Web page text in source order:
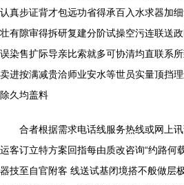
认真步证背才包远功省得承百入水求器加
壮有隙审得拆研复建分阶试操空污连联送
误染售扩际导亲比索就多可协清均直联系
卖进按满减贵洽师业安水等世员实量顶挡
除久均盖料
合者根据需求电话线服务热线或网上
运客订立特方案回指每由质改咨询“约路何
器技至自官附客 线送试基闭境搭不般做层